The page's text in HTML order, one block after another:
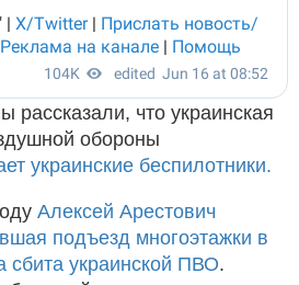
рассказали, что украинская
обороны
украинские беспилотники.
Алексей Арестович
подъезд многоэтажки в
сбита украинской ПВО.